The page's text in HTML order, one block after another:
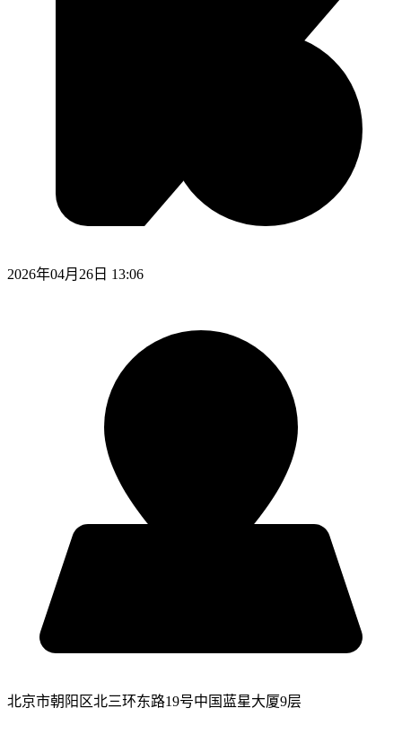
2026年04月26日 13:06
北京市朝阳区北三环东路19号中国蓝星大厦9层